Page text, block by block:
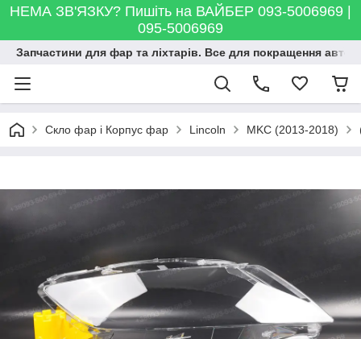
НЕМА ЗВ'ЯЗКУ? Пишіть на ВАЙБЕР 093-5006969 |
095-5006969
Запчастини для фар та ліхтарів. Все для покращення
Скло фар і Корпус фар Lincoln MKC (2013-2018)